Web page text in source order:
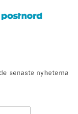
senaste nyheterna